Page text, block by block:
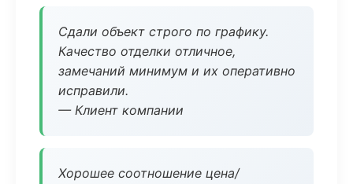
Сдали объект строго по графику.
Качество отделки отличное,
замечаний минимум и их оперативно
исправили.
— Клиент компании
Хорошее соотношение цена/